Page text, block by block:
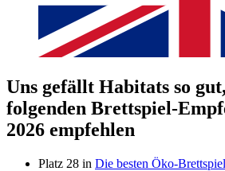
Uns gefällt Habitats so
folgenden Brettspiel-
2026 empfehlen
Platz 28 in Die besten Öko-